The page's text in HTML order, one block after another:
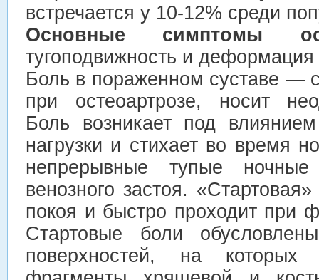
встречается у 10-12% среди
Основные симптомы
тугоподвижность и деформация
Боль в пораженном суставе —
при остеоартрозе, носит
Боль возникает под
нагрузки и стихает во время
непрерывные тупые
венозного застоя.
покоя и быстро проходит при
Стартовые боли
поверхностей, на